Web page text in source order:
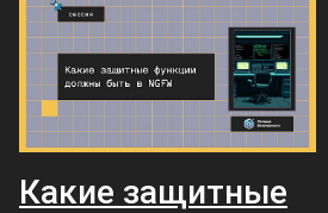
Какие защитные